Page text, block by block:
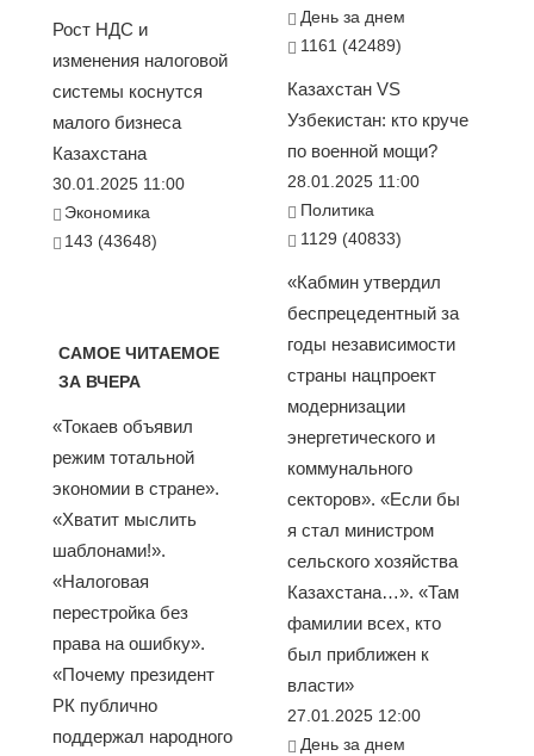
Рост НДС и
изменения налоговой
системы коснутся
малого бизнеса
Казахстана
30.01.2025 11:00
Экономика
143 (43648)
САМОЕ ЧИТАЕМОЕ
ЗА ВЧЕРА
«Токаев объявил
режим тотальной
экономии в стране».
«Хватит мыслить
шаблонами!».
«Налоговая
перестройка без
права на ошибку».
«Почему президент
РК публично
поддержал народного
День за днем
1161 (42489)
Казахстан VS
Узбекистан: кто круче
по военной мощи?
28.01.2025 11:00
Политика
1129 (40833)
«Кабмин утвердил
беспрецедентный за
годы независимости
страны нацпроект
модернизации
энергетического и
коммунального
секторов». «Если бы
я стал министром
сельского хозяйства
Казахстана…». «Там
фамилии всех, кто
был приближен к
власти»
27.01.2025 12:00
День за днем